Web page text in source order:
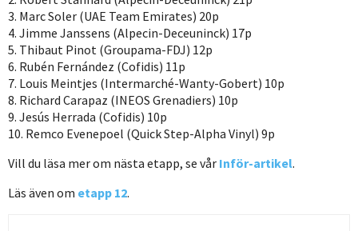
3. Marc Soler (UAE Team Emirates) 20p
4. Jimme Janssens (Alpecin-Deceuninck) 17p
5. Thibaut Pinot (Groupama-FDJ) 12p
6. Rubén Fernández (Cofidis) 11p
7. Louis Meintjes (Intermarché-Wanty-Gobert) 10p
8. Richard Carapaz (INEOS Grenadiers) 10p
9. Jesús Herrada (Cofidis) 10p
10. Remco Evenepoel (Quick Step-Alpha Vinyl) 9p
Vill du läsa mer om nästa etapp, se vår Inför-artikel.
Läs även om etapp 12.